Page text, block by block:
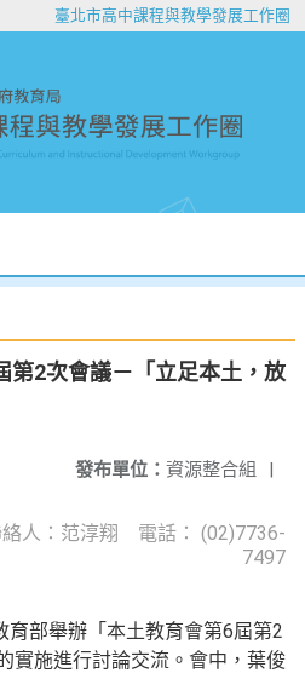
臺北市高中課程與教學發展工作圈
第2次會議－「立足本土，放
發布單位： 資源整合組 |
絡人：范淳翔 電話： (02)7736-
7497
育部舉辦「本土教育會第6屆第2
實施進行討論交流。會中，葉俊